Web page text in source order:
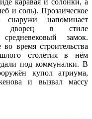
и соль). Прозаическое
напоминает
дворец в стиле
замок.
время строительства
столетия в нём
под коммуналки. В
купол атриума,
и вызвал массу